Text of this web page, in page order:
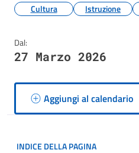
Cultura Istruzione
Dal:
27 Marzo 2026
Aggiungi al calendario
INDICE DELLA PAGINA